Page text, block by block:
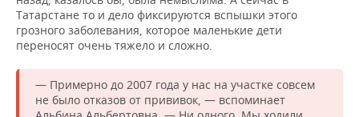
Татарстане то и дело фиксируются вспышки этого
грозного заболевания, которое маленькие дети
переносят очень тяжело и сложно.
— Примерно до 2007 года у нас на участке совсем
не было отказов от прививок, — вспоминает